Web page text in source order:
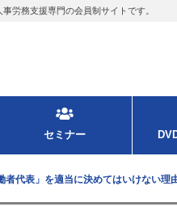
労務支援専門の会員制サイトです。
セミナー
者代表」を適当に決めてはいけない理